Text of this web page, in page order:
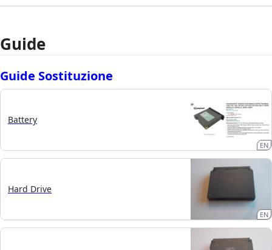
Guide
Guide Sostituzione
Battery
EN
Hard Drive
EN